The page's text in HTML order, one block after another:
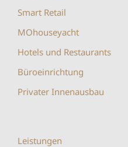
Smart Retail
MOhouseyacht
Hotels und Restaurants
Büroeinrichtung
Privater Innenausbau
Leistungen